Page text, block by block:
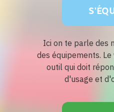
Ici on te parle des
des équipements.
outil qui doit
d'usage et